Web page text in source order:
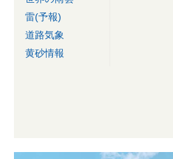
雷(予報)
道路気象
黄砂情報